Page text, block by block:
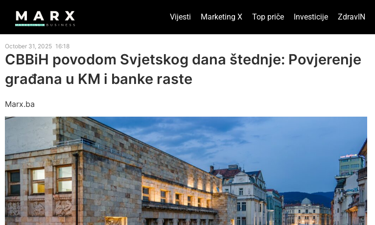
Vijesti Marketing X Top priče Investicije ZdravIN
October 31, 2025 16:18
CBBiH povodom Svjetskog dana štednje: Povjerenje
građana u KM i banke raste
Marx.ba